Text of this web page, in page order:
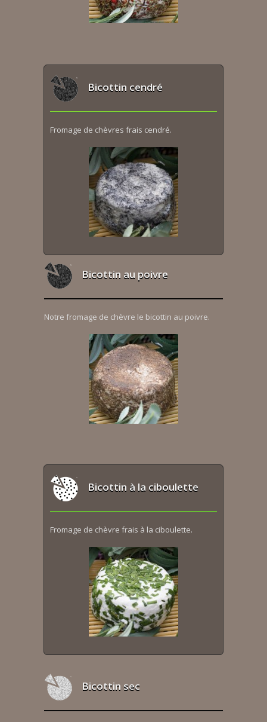
Bicottin cendré
Fromage de chèvres frais cendré.
Bicottin au poivre
Notre fromage de chèvre le bicottin au poivre.
Bicottin à la ciboulette
Fromage de chèvre frais à la ciboulette.
Bicottin sec